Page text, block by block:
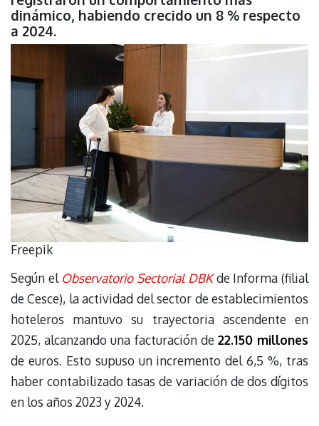
dinámico, habiendo crecido un 8 % respecto
a 2024.
Freepik
Según el Observatorio Sectorial DBKde Informa (filial
de Cesce), la actividad del sector de establecimientos
hoteleros mantuvo su trayectoria ascendente en
2025, alcanzando una facturación de 22.150 millones
de euros. Esto supuso un incremento del 6,5 %, tras
haber contabilizado tasas de variación de dos dígitos
en los años 2023 y 2024.